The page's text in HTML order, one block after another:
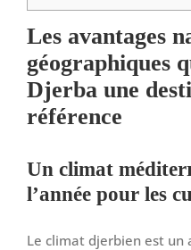
Les avantages
géographiques
Djerba une
référence
Un climat
l’année pour les
Le climat djerbien est un